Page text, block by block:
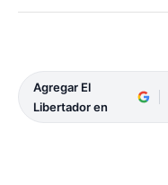
Agregar El
Libertador en